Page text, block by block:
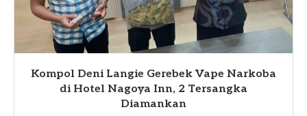
Kompol Deni Langie Gerebek Vape Narkoba
di Hotel Nagoya Inn, 2 Tersangka
Diamankan